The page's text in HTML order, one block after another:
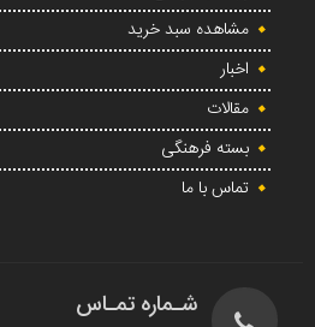
مشاهده سبد خرید
اخبار
مقالات
بسته فرهنگی
تماس با ما
شـماره تمـاس